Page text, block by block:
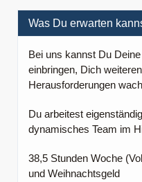
Was Du erwarten
Bei uns kannst Du
einbringen, Dich
Herausforderungen
Du arbeitest
dynamisches Team im
38,5 Stunden Woche
und Weihnachtsgeld